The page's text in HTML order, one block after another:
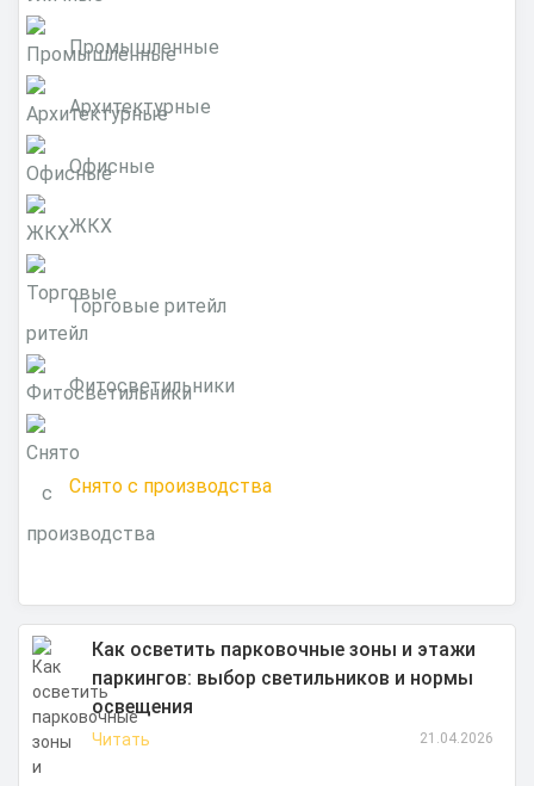
Промышленные
Архитектурные
Офисные
ЖКХ
Торговые ритейл
Фитосветильники
Снято с производства
Как осветить парковочные зоны и этажи
паркингов: выбор светильников и нормы
освещения
Читать 21.04.2026